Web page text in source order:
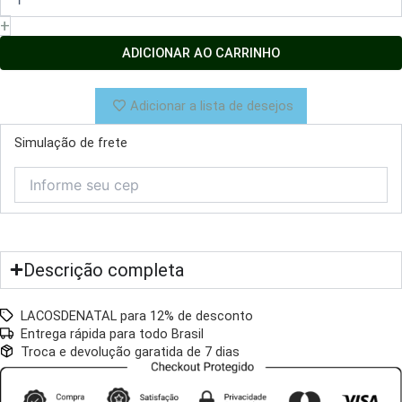
27cm
quantidade
+
ADICIONAR AO CARRINHO
Adicionar a lista de desejos
Simulação de frete
Descrição completa
LACOSDENATAL para 12% de desconto
Entrega rápida para todo Brasil
Troca e devolução garatida de 7 dias